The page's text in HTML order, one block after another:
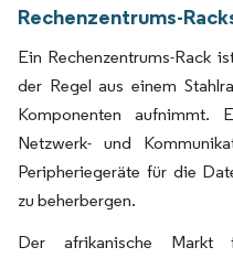
Rechenzentrums-
Ein Rechenzentrums-Rack
der Regel aus einem
Komponenten aufnimmt.
Netzwerk- und
Peripheriegeräte für die
zu beherbergen.
Der afrikanische Markt